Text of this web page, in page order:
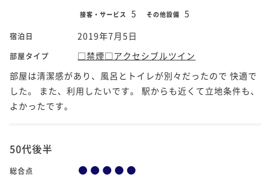
接客・サービス 5 その他設備 5
宿泊日 2019年7月5日
部屋タイプ
□禁煙□アクセシブルツイン
部屋は清潔感があり、風呂とトイレが別々だったので 快適で
した。 また、利用したいです。 駅からも近くて立地条件も、
よかったです。
50代後半
総合点